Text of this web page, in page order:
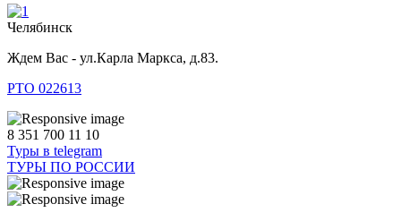
Челябинск
Ждем Вас - ул.Карла Маркса, д.83.
РТО 022613
8 351 700 11 10
Туры в telegram
ТУРЫ ПО РОССИИ